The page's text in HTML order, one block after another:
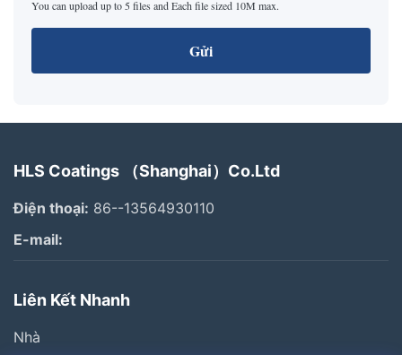
You can upload up to 5 files and Each file sized 10M max.
Gửi
HLS Coatings （Shanghai）Co.Ltd
Điện thoại: 86--13564930110
E-mail:
Liên Kết Nhanh
Nhà